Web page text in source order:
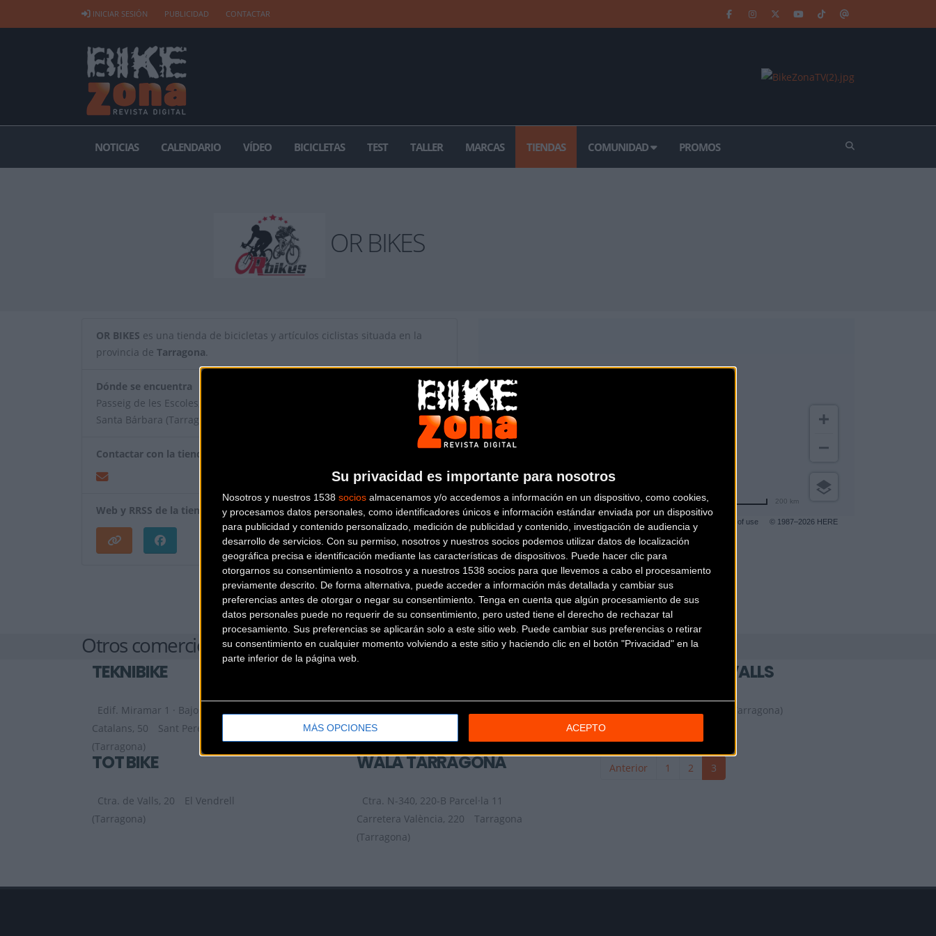
Su privacidad es importante para nosotros
Nosotros y nuestros 1538 socios almacenamos y/o accedemos a información en un dispositivo, como cookies,
y procesamos datos personales, como identificadores únicos e información estándar enviada por un dispositivo
para publicidad y contenido personalizado, medición de publicidad y contenido, investigación de audiencia y
desarrollo de servicios. Con su permiso, nosotros y nuestros socios podemos utilizar datos de localización
geográfica precisa e identificación mediante las características de dispositivos. Puede hacer clic para
otorgarnos su consentimiento a nosotros y a nuestros 1538 socios para que llevemos a cabo el procesamiento
previamente descrito. De forma alternativa, puede acceder a información más detallada y cambiar sus
preferencias antes de otorgar o negar su consentimiento. Tenga en cuenta que algún procesamiento de sus
datos personales puede no requerir de su consentimiento, pero usted tiene el derecho de rechazar tal
procesamiento. Sus preferencias se aplicarán solo a este sitio web. Puede cambiar sus preferencias o retirar
su consentimiento en cualquier momento volviendo a este sitio y haciendo clic en el botón "Privacidad" en la
parte inferior de la página web.
MÁS OPCIONES ACEPTO
INICIAR SESIÓN PUBLICIDAD CONTACTAR
NOTICIAS CALENDARIO VÍDEO BICICLETAS TEST TALLER MARCAS TIENDAS COMUNIDAD PROMOS
OR BIKES
OR BIKES es una tienda de bicicletas y artículos ciclistas situada en la
provincia de Tarragona.
Dónde se encuentra
Passeig de les Escoles, 40 43570
Santa Bárbara (Tarragona).
Contactar con la tienda
Web y RRSS de la tienda
Terms of use © 1987–2026 HERE
200 km
¿Eres el propietario de esta tienda? Descubre cómohacerte tienda Premium para llegar a más clientes.
Otros comercios
TEKNIBIKE
Edif. Miramar 1 · Bajos · Av Països
Catalans, 50
Sant Pere i Sant Pau
(Tarragona)
4)
Torredembarra (Tarragona)
TOP CYCLING VALLS
Valls (Tarragona)
TOT BIKE
Ctra. de Valls, 20
El Vendrell
(Tarragona)
WALA TARRAGONA
Ctra. N-340, 220-B Parcel·la 11
Carretera València, 220
Tarragona
(Tarragona)
Anterior 1 2 3